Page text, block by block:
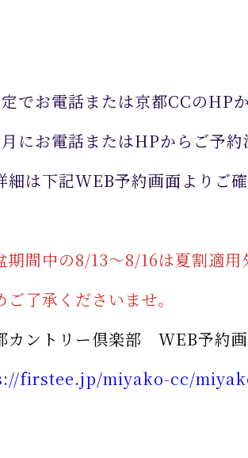
でお電話または京都CCのHP
にお電話またはHPからご予約
細は下記WEB予約画面よりご確
間中の8/13～8/16は夏割適用
了承くださいませ。
カントリー倶楽部 WEB予約画
firstee.jp/miyako-cc/